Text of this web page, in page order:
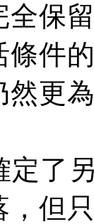
全保
件
更
定了
但